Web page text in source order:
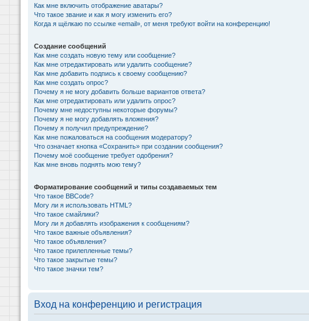
Как мне включить отображение аватары?
Что такое звание и как я могу изменить его?
Когда я щёлкаю по ссылке «email», от меня требуют войти на конференцию!
Создание сообщений
Как мне создать новую тему или сообщение?
Как мне отредактировать или удалить сообщение?
Как мне добавить подпись к своему сообщению?
Как мне создать опрос?
Почему я не могу добавить больше вариантов ответа?
Как мне отредактировать или удалить опрос?
Почему мне недоступны некоторые форумы?
Почему я не могу добавлять вложения?
Почему я получил предупреждение?
Как мне пожаловаться на сообщения модератору?
Что означает кнопка «Сохранить» при создании сообщения?
Почему моё сообщение требует одобрения?
Как мне вновь поднять мою тему?
Форматирование сообщений и типы создаваемых тем
Что такое BBCode?
Могу ли я использовать HTML?
Что такое смайлики?
Могу ли я добавлять изображения к сообщениям?
Что такое важные объявления?
Что такое объявления?
Что такое прилепленные темы?
Что такое закрытые темы?
Что такое значки тем?
Вход на конференцию и регистрация